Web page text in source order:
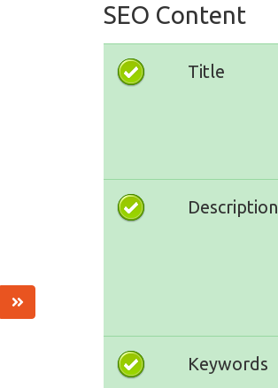
SEO Content
Title
Description
Keywords